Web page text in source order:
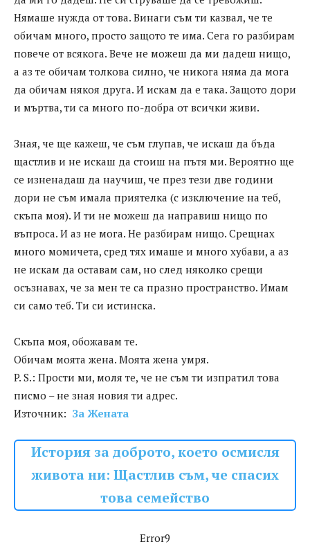
Нямаше нужда от това. Винаги съм ти казвал, че те
обичам много, просто защото те има. Сега го разбирам
повече от всякога. Вече не можеш да ми дадеш нищо,
а аз те обичам толкова силно, че никога няма да мога
да обичам някоя друга. И искам да е така. Защото дори
и мъртва, ти са много по-добра от всички живи.
Зная, че ще кажеш, че съм глупав, че искаш да бъда
щастлив и не искаш да стоиш на пътя ми. Вероятно ще
се изненадаш да научиш, че през тези две години
дори не съм имала приятелка (с изключение на теб,
скъпа моя). И ти не можеш да направиш нищо по
въпроса. И аз не мога. Не разбирам нищо. Срещнах
много момичета, сред тях имаше и много хубави, а аз
не искам да оставам сам, но след няколко срещи
осъзнавах, че за мен те са празно пространство. Имам
си само теб. Ти си истинска.
Скъпа моя, обожавам те.
Обичам моята жена. Моята жена умря.
P. S.: Прости ми, моля те, че не съм ти изпратил това
писмо – не зная новия ти адрес.
Източник: За Жената
История за доброто, което осмисля
живота ни: Щастлив съм, че спасих
това семейство
Error9